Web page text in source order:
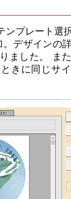
ンプレート選
。デザインの
ました。 ま
きに同じサ